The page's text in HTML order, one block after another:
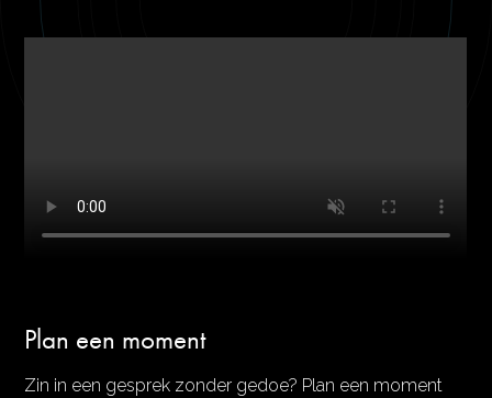
Plan een moment
Zin in een gesprek zonder gedoe? Plan een moment